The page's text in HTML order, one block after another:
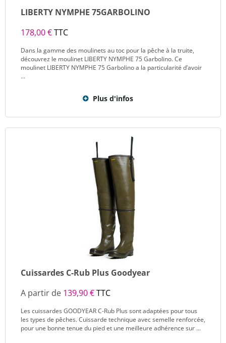
LIBERTY NYMPHE 75GARBOLINO
178,00 €TTC
Dans la gamme des moulinets au toc pour la pêche à la truite,
découvrez le moulinet LIBERTY NYMPHE 75 Garbolino. Ce
moulinet LIBERTY NYMPHE 75 Garbolino a la particularité d’avoir
...
Plus d'infos
Cuissardes C-Rub Plus Goodyear
A partir de 139,90 €TTC
Les cuissardes GOODYEAR C-Rub Plus sont adaptées pour tous
les types de pêches. Cuissarde technique avec semelle renforcée,
pour une bonne tenue du pied et une meilleure adhérence sur ...